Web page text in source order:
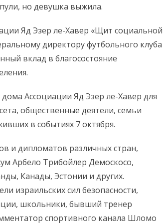
но девушка выжила.
Яд Эзер ле-Хавер «Щит социальной
директору футбольного клуба
вклад в благосостояние
Ассоциации Яд Эзер ле-Хавер для
общественные деятели, семьи
в событиях 7 октября.
​​и дипломатов различных стран,
Арбело Трибойлер Демоскосо,
Канады, Эстонии и других.
израильских сил безопасности,
школьники, бывший тренер
спортивного канала Шломо